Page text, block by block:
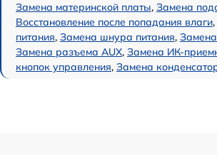
Замена материнской платы, Замена
Восстановление после попадания влаги,
питания, Замена шнура питания,
Замена разъема AUX, Замена ИК-
кнопок управления, Замена